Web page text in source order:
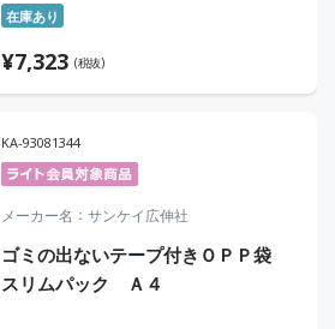
在庫あり
¥7,323 (税抜)
KA-93081344
メーカー名 サンケイ広伸社
ゴミの出ないテープ付きＯＰＰ袋
スリムパック Ａ４